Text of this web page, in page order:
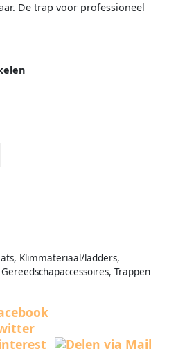
De trap voor professioneel
Klimmateriaal/ladders,
Trappen